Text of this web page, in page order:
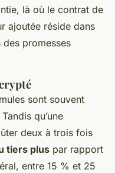
là où le contrat de
ajoutée réside dans
promesses
sont souvent
qu’une
deux à trois fois
tiers plus par rapport
entre 15 % et 25